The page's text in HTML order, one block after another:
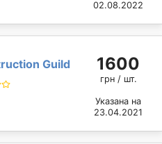
02.08.2022
Guild
1600
грн / шт.
Указана на
23.04.2021